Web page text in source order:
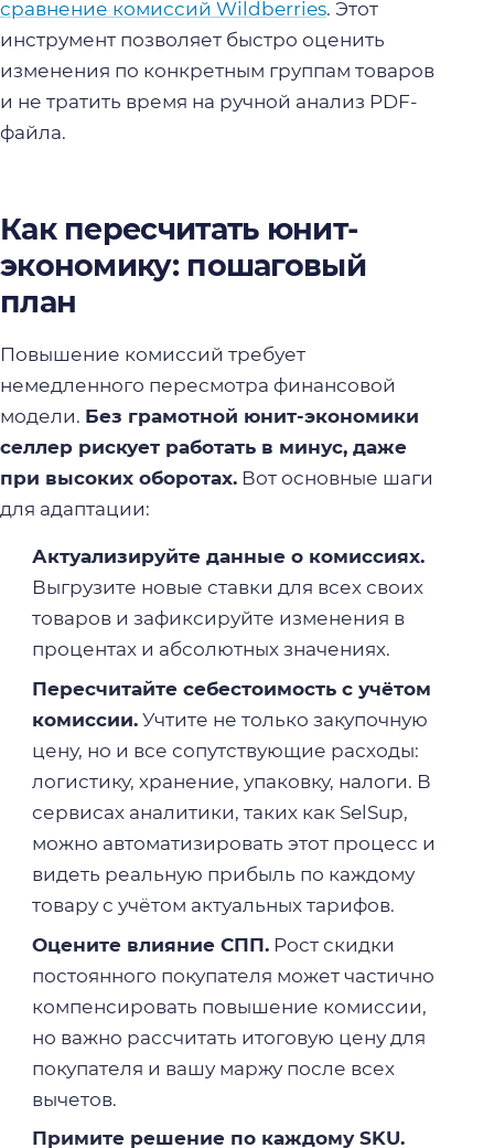
сравнение комиссий Wildberries. Этот
инструмент позволяет быстро оценить
изменения по конкретным группам товаров
и не тратить время на ручной анализ PDF-
файла.
Как пересчитать юнит-
экономику: пошаговый
план
Повышение комиссий требует
немедленного пересмотра финансовой
модели. Без грамотной юнит-экономики
селлер рискует работать в минус, даже
при высоких оборотах. Вот основные шаги
для адаптации:
Актуализируйте данные о комиссиях.
Выгрузите новые ставки для всех своих
товаров и зафиксируйте изменения в
процентах и абсолютных значениях.
Пересчитайте себестоимость с учётом
комиссии.Учтите не только закупочную
цену, но и все сопутствующие расходы:
логистику, хранение, упаковку, налоги. В
сервисах аналитики, таких как SelSup,
можно автоматизировать этот процесс и
видеть реальную прибыль по каждому
товару с учётом актуальных тарифов.
Оцените влияние СПП.Рост скидки
постоянного покупателя может частично
компенсировать повышение комиссии,
но важно рассчитать итоговую цену для
покупателя и вашу маржу после всех
вычетов.
Примите решение по каждому SKU.